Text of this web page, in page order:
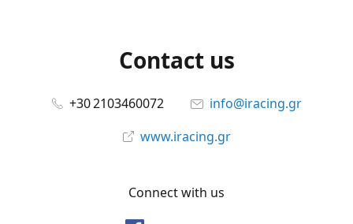
Contact us
+30 2103460072
info@iracing.gr
www.iracing.gr
Connect with us